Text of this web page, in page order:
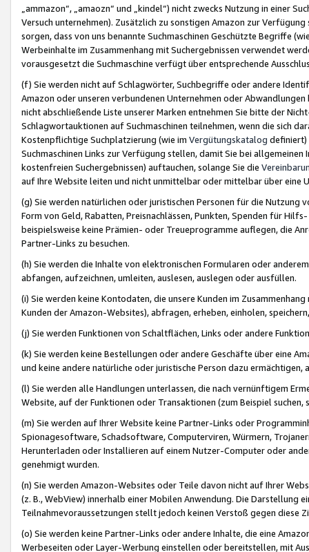
„ammazon“, „amaozn“ und „kindel“) nicht zwecks Nutzung in einer
Versuch unternehmen). Zusätzlich zu sonstigen Amazon zur
sorgen, dass von uns benannte Suchmaschinen Geschützte Begriffe
Werbeinhalte im Zusammenhang mit Suchergebnissen verwendet
vorausgesetzt die Suchmaschine verfügt über entsprechende
(f) Sie werden nicht auf Schlagwörter, Suchbegriffe oder andere
Amazon oder unseren verbundenen Unternehmen oder
nicht abschließende Liste unserer Marken entnehmen Sie bitte der
Schlagwortauktionen auf Suchmaschinen teilnehmen, wenn die sich
Kostenpflichtige Suchplatzierung (wie im Vergütungskatalog definiert)
Suchmaschinen Links zur Verfügung stellen, damit Sie bei
kostenfreien Suchergebnissen) auftauchen, solange Sie die
auf Ihre Website leiten und nicht unmittelbar oder mittelbar über eine
(g) Sie werden natürlichen oder juristischen Personen für die Nutzung
Form von Geld, Rabatten, Preisnachlässen, Punkten, Spenden für
beispielsweise keine Prämien- oder Treueprogramme auflegen, die
Partner-Links zu besuchen.
(h) Sie werden die Inhalte von elektronischen Formularen oder
abfangen, aufzeichnen, umleiten, auslesen, auslegen oder ausfüllen.
(i) Sie werden keine Kontodaten, die unsere Kunden im
Kunden der Amazon-Websites), abfragen, erheben, einholen,
(j) Sie werden Funktionen von Schaltflächen, Links oder andere
(k) Sie werden keine Bestellungen oder andere Geschäfte über eine
und keine andere natürliche oder juristische Person dazu
(l) Sie werden alle Handlungen unterlassen, die nach vernünftigem
Website, auf der Funktionen oder Transaktionen (zum Beispiel
(m) Sie werden auf Ihrer Website keine Partner-Links oder
Spionagesoftware, Schadsoftware, Computerviren, Würmern,
Herunterladen oder Installieren auf einem Nutzer-Computer oder
genehmigt wurden.
(n) Sie werden Amazon-Websites oder Teile davon nicht auf Ihrer
(z. B., WebView) innerhalb einer Mobilen Anwendung. Die Darstellung
Teilnahmevoraussetzungen stellt jedoch keinen Verstoß gegen diese
(o) Sie werden keine Partner-Links oder andere Inhalte, die eine
Werbeseiten oder Layer-Werbung einstellen oder bereitstellen, mit